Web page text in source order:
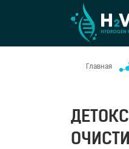
Главная